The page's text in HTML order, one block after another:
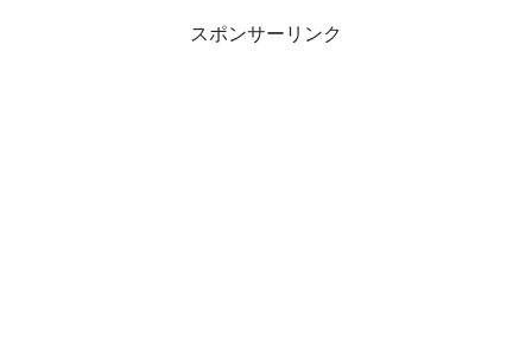
スポンサーリンク